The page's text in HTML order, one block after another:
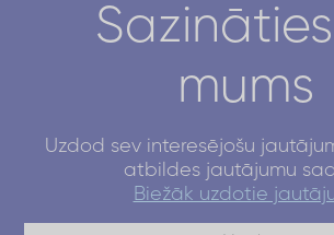
mums
Uzdod sev interesējošu
atbildes jautājumu
Biežāk uzdotie